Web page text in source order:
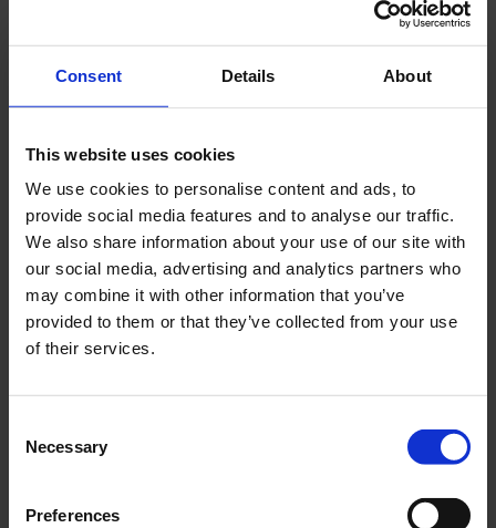
Consent Details About
This website uses cookies
We use cookies to personalise content and ads, to
provide social media features and to analyse our traffic.
We also share information about your use of our site with
our social media, advertising and analytics partners who
may combine it with other information that you’ve
provided to them or that they’ve collected from your use
of their services.
Selection
Necessary
Preferences